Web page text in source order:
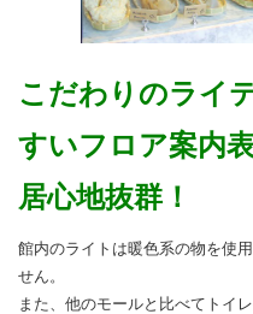
こだわりのライ
すいフロア案内
居心地抜群！
館内のライトは暖色系の物を使
せん。
また、他のモールと比べてトイ